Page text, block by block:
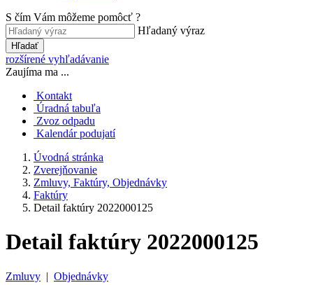
S čím Vám môžeme pomôcť ?
Hľadaný výraz
Hľadať
rozšírené vyhľadávanie
Zaujíma ma ...
Kontakt
Úradná tabuľa
Zvoz odpadu
Kalendár podujatí
Úvodná stránka
Zverejňovanie
Zmluvy, Faktúry, Objednávky
Faktúry
Detail faktúry 2022000125
Detail faktúry 2022000125
Zmluvy | Objednávky